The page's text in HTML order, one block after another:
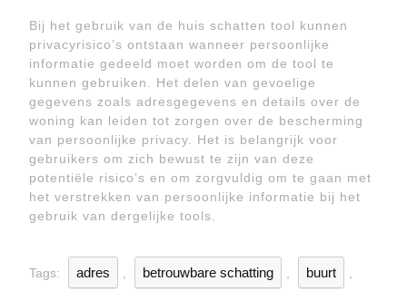
Bij het gebruik van de huis schatten tool kunnen
privacyrisico’s ontstaan wanneer persoonlijke
informatie gedeeld moet worden om de tool te
kunnen gebruiken. Het delen van gevoelige
gegevens zoals adresgegevens en details over de
woning kan leiden tot zorgen over de bescherming
van persoonlijke privacy. Het is belangrijk voor
gebruikers om zich bewust te zijn van deze
potentiële risico’s en om zorgvuldig om te gaan met
het verstrekken van persoonlijke informatie bij het
gebruik van dergelijke tools.
Tags: adres betrouwbare schatting buurt